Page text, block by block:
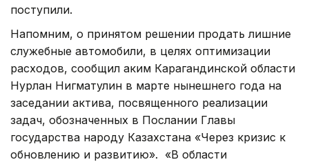
поступили.
Напомним, о принятом решении продать лишние
служебные автомобили, в целях оптимизации
расходов, сообщил аким Карагандинской области
Нурлан Нигматулин в марте нынешнего года на
заседании актива, посвященного реализации
задач, обозначенных в Послании Главы
государства народу Казахстана «Через кризис к
обновлению и развитию». «В области